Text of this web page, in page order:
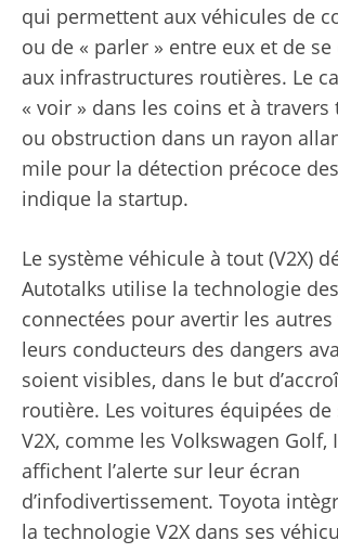
qui permettent aux véhicules de
ou de « parler » entre eux et de
aux infrastructures routières. Le
« voir » dans les coins et à
ou obstruction dans un rayon
mile pour la détection précoce
indique la startup.
Le système véhicule à tout (V2X)
Autotalks utilise la technologie
connectées pour avertir les
leurs conducteurs des dangers
soient visibles, dans le but
routière. Les voitures équipées de
V2X, comme les Volkswagen Golf,
affichent l’alerte sur leur écran
d’infodivertissement. Toyota
la technologie V2X dans ses